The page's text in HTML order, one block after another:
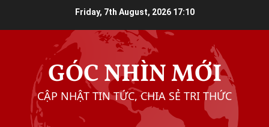
Friday, 7th August, 2026 17:10
GÓC NHÌN MỚI
CẬP NHẬT TIN TỨC, CHIA SẺ TRI THỨC